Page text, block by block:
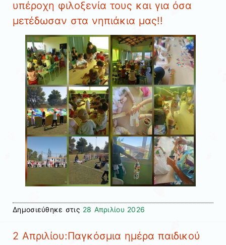
υπέροχη φιλοξενία τους και για όσα
μετέδωσαν στα νηπιάκια μας!!
Δημοσιεύθηκε στις 28 Απριλίου 2026
2 Απριλίου:Παγκόσμια ημέρα παιδικού